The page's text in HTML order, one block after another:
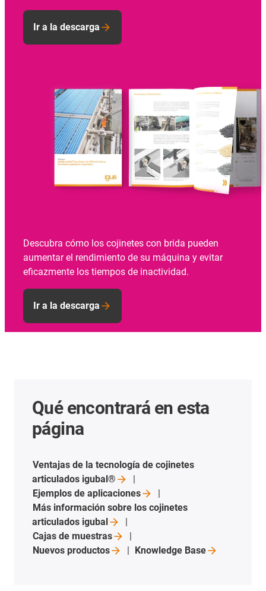
Ir a la descarga
Descubra cómo los cojinetes con brida pueden
aumentar el rendimiento de su máquina y evitar
eficazmente los tiempos de inactividad.
Ir a la descarga
Qué encontrará en esta
página
Ventajas de la tecnología de cojinetes
articulados igubal®
Ejemplos deaplicaciones
Más información sobre los cojinetes
articulados igubal
Cajas demuestras
Nuevosproductos Knowledge Base